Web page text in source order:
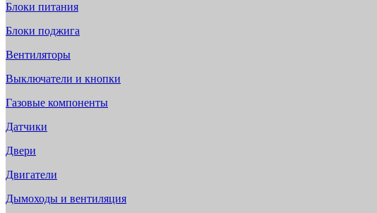
Блоки питания
Блоки поджига
Вентиляторы
Выключатели и кнопки
Газовые компоненты
Датчики
Двери
Двигатели
Дымоходы и вентиляция